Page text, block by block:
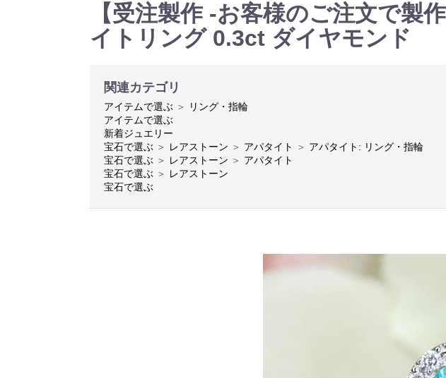
【受注製作 -お客様のご注文で製
イトリング 0.3ct ダイヤモンド
関連カテゴリ
アイテムで選ぶ ＞
リング・指輪
アイテムで選ぶ
新着ジュエリー
宝石で選ぶ ＞ レアストーン ＞ アパタイト ＞ アパタイト: リング・指輪
宝石で選ぶ ＞ レアストーン ＞ アパタイト
宝石で選ぶ ＞ レアストーン
宝石で選ぶ